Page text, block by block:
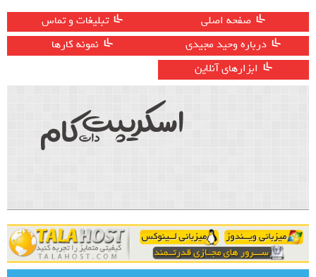
صفحه اصلی
تبلیغات و تماس
درباره وحید مجیدی
نمونه کارها
ابزارهای آنلاین